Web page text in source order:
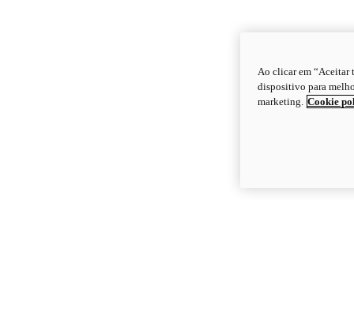
Ao clicar em “Aceitar
dispositivo para
marketing. Cookie